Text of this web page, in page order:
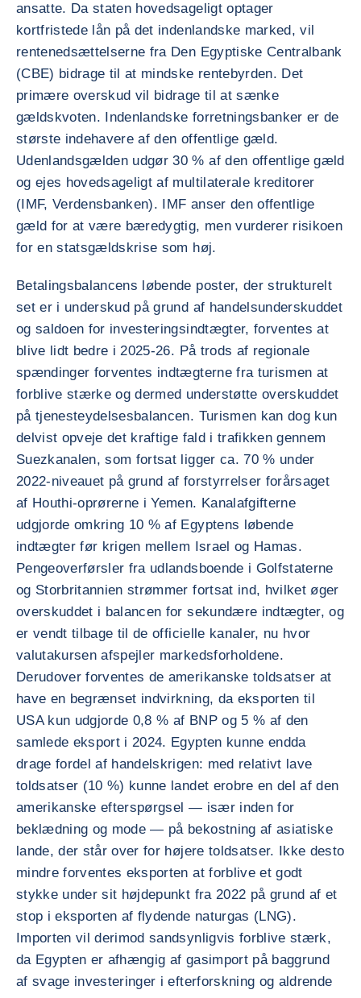
ansatte. Da staten hovedsageligt optager
kortfristede lån på det indenlandske marked, vil
rentenedsættelserne fra Den Egyptiske Centralbank
(CBE) bidrage til at mindske rentebyrden. Det
primære overskud vil bidrage til at sænke
gældskvoten. Indenlandske forretningsbanker er de
største indehavere af den offentlige gæld.
Udenlandsgælden udgør 30 % af den offentlige gæld
og ejes hovedsageligt af multilaterale kreditorer
(IMF, Verdensbanken). IMF anser den offentlige
gæld for at være bæredygtig, men vurderer risikoen
for en statsgældskrise som høj.
Betalingsbalancens løbende poster, der strukturelt
set er i underskud på grund af handelsunderskuddet
og saldoen for investeringsindtægter, forventes at
blive lidt bedre i 2025-26. På trods af regionale
spændinger forventes indtægterne fra turismen at
forblive stærke og dermed understøtte overskuddet
på tjenesteydelsesbalancen. Turismen kan dog kun
delvist opveje det kraftige fald i trafikken gennem
Suezkanalen, som fortsat ligger ca. 70 % under
2022-niveauet på grund af forstyrrelser forårsaget
af Houthi-oprørerne i Yemen. Kanalafgifterne
udgjorde omkring 10 % af Egyptens løbende
indtægter før krigen mellem Israel og Hamas.
Pengeoverførsler fra udlandsboende i Golfstaterne
og Storbritannien strømmer fortsat ind, hvilket øger
overskuddet i balancen for sekundære indtægter, og
er vendt tilbage til de officielle kanaler, nu hvor
valutakursen afspejler markedsforholdene.
Derudover forventes de amerikanske toldsatser at
have en begrænset indvirkning, da eksporten til
USA kun udgjorde 0,8 % af BNP og 5 % af den
samlede eksport i 2024. Egypten kunne endda
drage fordel af handelskrigen: med relativt lave
toldsatser (10 %) kunne landet erobre en del af den
amerikanske efterspørgsel — især inden for
beklædning og mode — på bekostning af asiatiske
lande, der står over for højere toldsatser. Ikke desto
mindre forventes eksporten at forblive et godt
stykke under sit højdepunkt fra 2022 på grund af et
stop i eksporten af flydende naturgas (LNG).
Importen vil derimod sandsynligvis forblive stærk,
da Egypten er afhængig af gasimport på baggrund
af svage investeringer i efterforskning og aldrende